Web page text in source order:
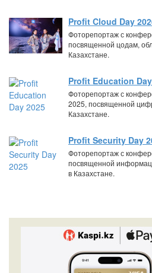
Profit Cloud Day
Фоторепортаж с
посвященной цодам,
Казахстане.
Profit Education
Фоторепортаж с
2025, посвященной
Казахстане.
Profit Security Day
Фоторепортаж с
посвященной
в Казахстане.